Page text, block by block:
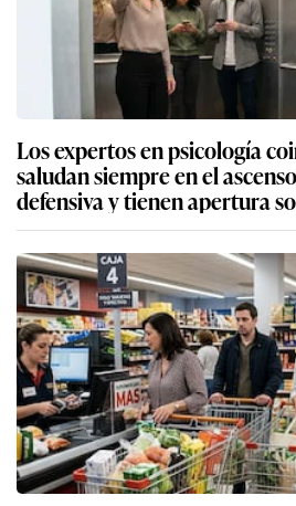
Los expertos en psicología
saludan siempre en el
defensiva y tienen apertura